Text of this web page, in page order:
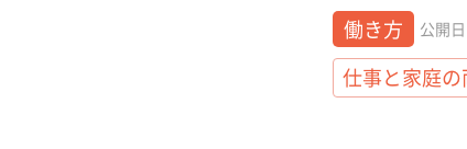
働き方 公開
仕事と家庭の